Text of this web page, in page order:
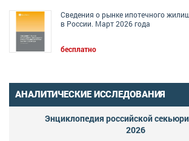
Сведения о рынке ипотечного
в России. Март 2026 года
бесплатно
АНАЛИТИЧЕСКИЕ ИССЛЕДОВАНИЯ
Энциклопедия российской
2026